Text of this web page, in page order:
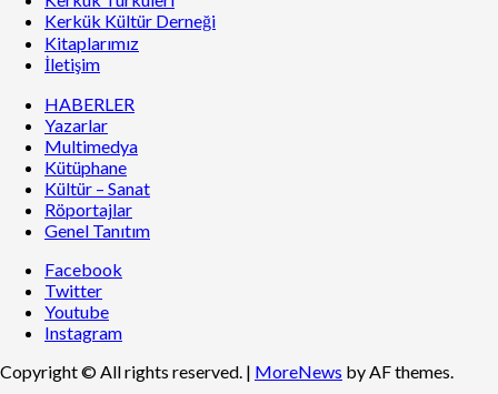
Kerkük Kültür Derneği
Kitaplarımız
İletişim
HABERLER
Yazarlar
Multimedya
Kütüphane
Kültür – Sanat
Röportajlar
Genel Tanıtım
Facebook
Twitter
Youtube
Instagram
Copyright © All rights reserved. | MoreNews by AF themes.